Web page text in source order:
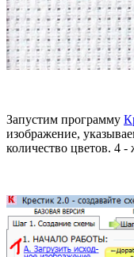
Запустим программу
изображение,
количество цветов. 4